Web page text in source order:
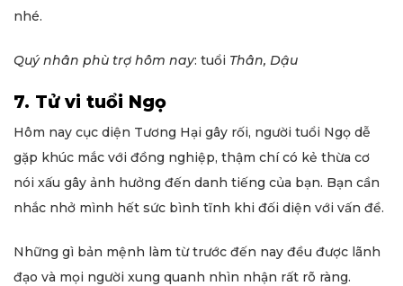
nhé.
Quý nhân phù trợ hôm nay: tuổi Thân, Dậu
7. Tử vi tuổi Ngọ
Hôm nay cục diện Tương Hại gây rối, người tuổi Ngọ dễ
gặp khúc mắc với đồng nghiệp, thậm chí có kẻ thừa cơ
nói xấu gây ảnh hưởng đến danh tiếng của bạn. Bạn cần
nhắc nhở mình hết sức bình tĩnh khi đối diện với vấn đề.
Những gì bản mệnh làm từ trước đến nay đều được lãnh
đạo và mọi người xung quanh nhìn nhận rất rõ ràng.